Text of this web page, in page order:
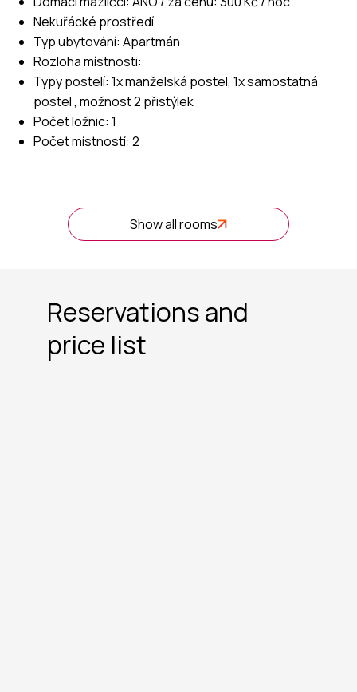
Nekuřácké prostředí
Typ ubytování: Apartmán
Rozloha místnosti:
Typy postelí: 1x manželská postel, 1x samostatná
postel , možnost 2 přistýlek
Počet ložnic: 1
Počet místností: 2
Show all rooms
Reservations and
price list